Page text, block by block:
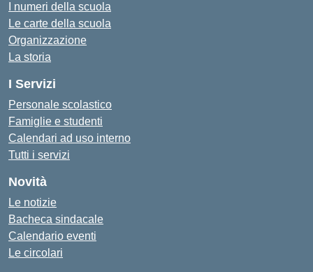
I numeri della scuola
Le carte della scuola
Organizzazione
La storia
I Servizi
Personale scolastico
Famiglie e studenti
Calendari ad uso interno
Tutti i servizi
Novità
Le notizie
Bacheca sindacale
Calendario eventi
Le circolari